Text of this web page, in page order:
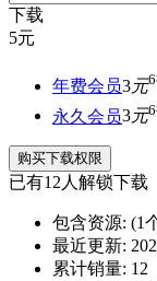
下载
5元
年费会员3元
永久会员3元
购买下载权限
已有12人解锁下载
包含资源: (1
最近更新:
累计销量: 12